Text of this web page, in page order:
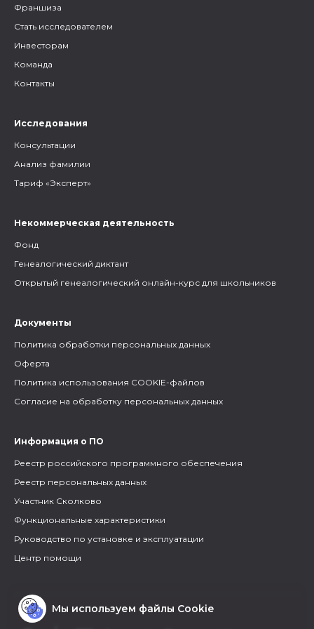
Франшиза
Стать исследователем
Инвесторам
Команда
Контакты
Исследования
Консультации
Анализ фамилии
Тариф «Эксперт»
Некоммерческая деятельность
Фонд
Генеалогический диктант
Открытый генеалогический онлайн-курс для школьников
Документы
Политика обработки персональных данных
Оферта
Политика использования COOKIE-файлов
Согласие на обработку персональных данных
Информация о ПО
Реестр российского программного обеспечения
Реестр персональных данных
Участник Сколково
Функциональные характеристики
Руководство по установке и эксплуатации
Центр помощи
Мы используем файлы Cookie